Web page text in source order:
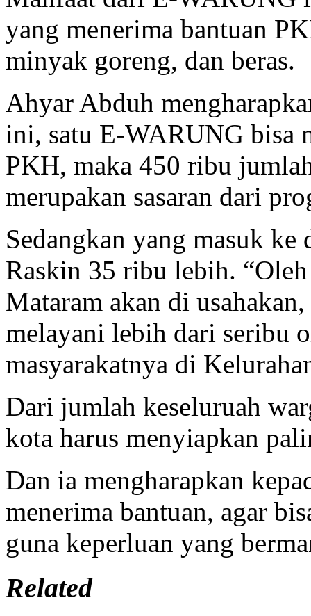
yang menerima bantuan
minyak goreng, dan beras.
Ahyar Abduh
ini, satu E-WARUNG bisa
PKH, maka 450 ribu
merupakan sasaran dari
Sedangkan yang masuk ke
Raskin 35 ribu lebih.
Mataram akan di
melayani lebih dari seribu
masyarakatnya di
Dari jumlah keseluruah
kota harus menyiapkan
Dan ia mengharapkan
menerima bantuan, agar
guna keperluan yang
Related